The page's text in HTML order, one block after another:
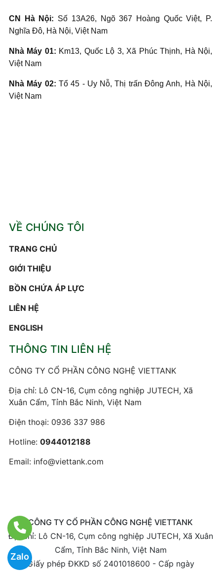
Zalo
CN Hà Nội: Số 13A26, Ngõ 367 Hoàng Quốc Việt, P.
Nghĩa Đô, Hà Nội, Việt Nam
Nhà Máy 01: Km13, Quốc Lộ 3, Xã Phúc Thịnh, Hà Nội,
Việt Nam
Nhà Máy 02: Tổ 45 - Uy Nỗ, Thị trấn Đông Anh, Hà Nội,
Việt Nam
VỀ CHÚNG TÔI
TRANG CHỦ
GIỚI THIỆU
BỒN CHỨA ÁP LỰC
LIÊN HỆ
ENGLISH
THÔNG TIN LIÊN HỆ
CÔNG TY CỔ PHẦN CÔNG NGHỆ VIETTANK
Địa chỉ: Lô CN-16, Cụm công nghiệp JUTECH, Xã
Xuân Cẩm, Tỉnh Bắc Ninh, Việt Nam
Điện thoại: 0936 337 986
Hotline: 0944012188
Email: info@viettank.com
CÔNG TY CỔ PHẦN CÔNG NGHỆ VIETTANK
Địa chỉ: Lô CN-16, Cụm công nghiệp JUTECH, Xã Xuân
Cẩm, Tỉnh Bắc Ninh, Việt Nam
Giấy phép ĐKKD số 2401018600 - Cấp ngày